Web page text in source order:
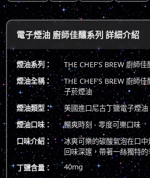
電子煙油 廚師佳釀系列 詳細介紹
煙油系列：
THE CHEF'S BREW 廚師佳
煙油全稱：
THE CHEF'S BREW 廚師
子菸煙油
煙油類型：
美國進口尼古丁鹽電子煙油
煙油口味：
暢爽時刻 - 零度可樂口味
口味介紹：
冰爽可樂的碳酸氣泡在口
回味深邃，帶著一絲獨特
丁鹽含量：
40mg